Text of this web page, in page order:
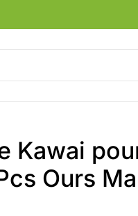
Kawai